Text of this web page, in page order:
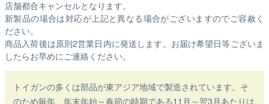
店舗都合キャンセルとなります。
新製品の場合は対応が上記と異なる場合がございますのでご容赦く
ださい。
商品入荷後は原則2営業日内に発送します。お届け希望日等ございま
したらお早めにご連絡ください。
トイガンの多くは部品が東アジア地域で製造されています。そ
のため毎年、年末年始～春節の時期である11月～翌3月あたりは